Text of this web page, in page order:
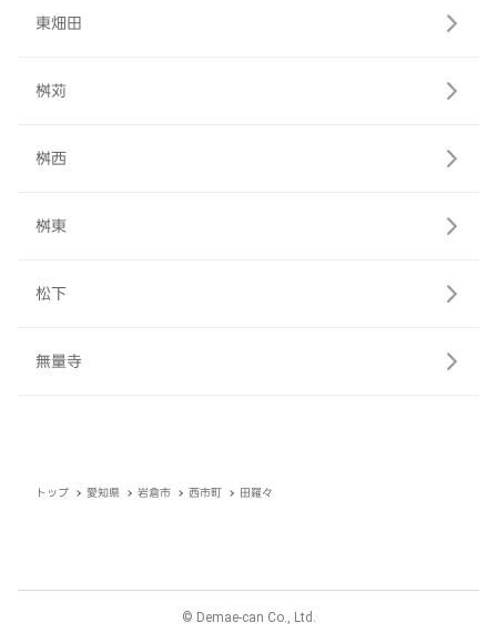
東畑田
桝苅
桝西
桝東
松下
無量寺
トップ 愛知県 岩倉市 西市町 田羅々
© Demae-can Co., Ltd.